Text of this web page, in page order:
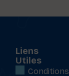
Liens
Utiles
Conditions